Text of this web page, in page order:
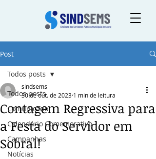
Post
Todos posts
Comunicado
Calendário Comemorativo
Campanhas
Notícias
Todos posts
Contagem Regressiva para
a Festa do Servidor em
Sobral!
sindsems
30 de out. de 2023 1 min de leitura